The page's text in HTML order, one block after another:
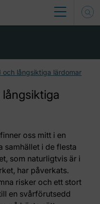
och långsiktiga lärdomar
oss mitt i en
samhället i de flesta
som naturligtvis är i
har påverkats.
risker och ett stort
en svårförutsedd